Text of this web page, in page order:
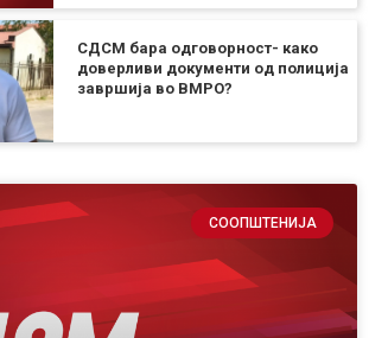
СДСМ бара одговорност- како
доверливи документи од полиција
завршија во ВМРО?
СООПШТЕНИЈА